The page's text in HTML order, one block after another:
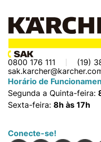
0800 176 111
(19)
Horário de
Segunda a Quinta-feira:
Sexta-feira: 8h às 17h
Conecte-se!